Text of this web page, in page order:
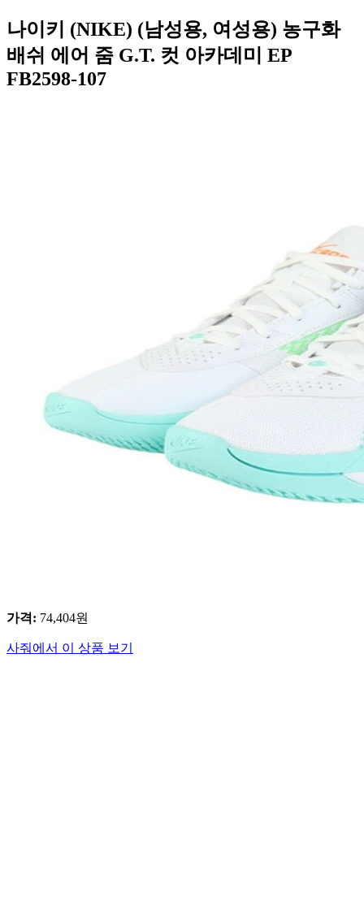
나이키 (NIKE) (남성용, 여성용) 농구화
배쉬 에어 줌 G.T. 컷 아카데미 EP
FB2598-107
가격: 74,404원
사줘에서 이 상품 보기